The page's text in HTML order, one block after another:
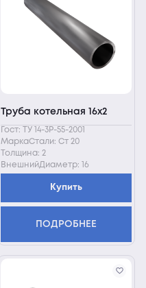
Труба котельная 16х2
Гост: ТУ 14-3Р-55-2001
МаркаСтали: Ст 20
Толщина: 2
ВнешнийДиаметр: 16
Купить
ПОДРОБНЕЕ